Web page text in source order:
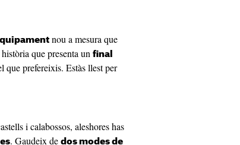
nou a mesura que
que presenta un final
que prefereixis. Estàs llest per
i calabossos, aleshores has
. Gaudeix de dos modes de